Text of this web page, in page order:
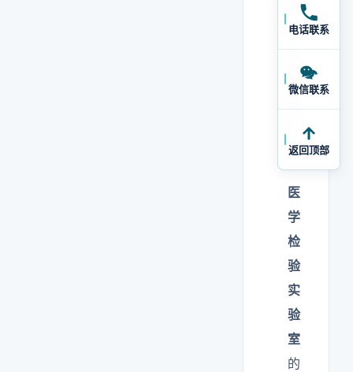
与
功
划
医
学
检
验
实
验
室
的
电话联系
微信联系
返回顶部